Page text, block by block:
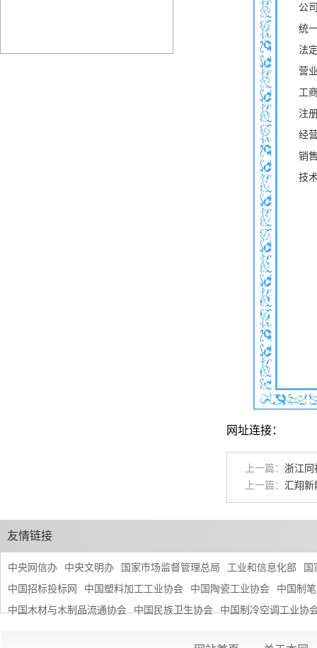
公
统
法
营
工
注
经
销
技
网址连接：
上一篇： 浙江同
上一篇： 汇翔新
友情链接
中央网信办 中央文明办 国家市场监督管理总局 工业和信息化部
国
中国招标投标网
中国塑料加工工业协会 中国陶瓷工业协会
中国制
中国木材与木制品流通协会
中国民族卫生协会 中国制冷空调工业协